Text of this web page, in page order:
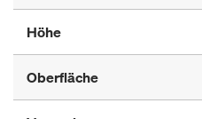
Höhe
Oberfläche